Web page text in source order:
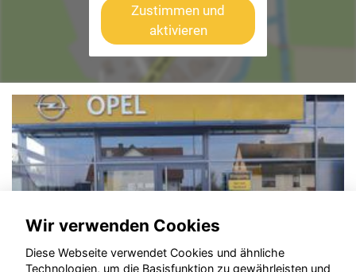
Zustimmen und
aktivieren
Wir verwenden Cookies
Diese Webseite verwendet Cookies und ähnliche
Technologien, um die Basisfunktion zu gewährleisten und